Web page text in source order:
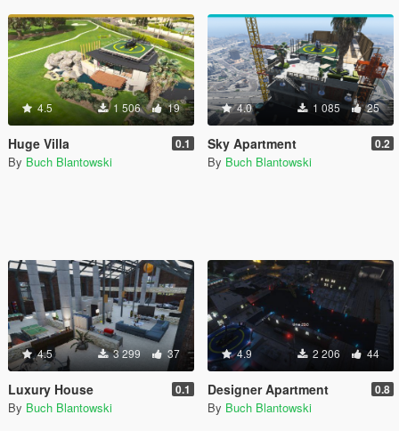
4.5 1 506 19
Huge Villa 0.1
By Buch Blantowski
4.0 1 085 25
Sky Apartment 0.2
By Buch Blantowski
4.5 3 299 37
Luxury House 0.1
By Buch Blantowski
4.9 2 206 44
Designer Apartment 0.8
By Buch Blantowski